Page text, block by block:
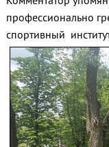
профессионально
спортивный